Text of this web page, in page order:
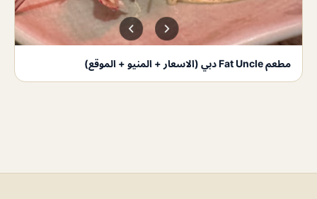
مطعم Fat Uncle دبي (الاسعار + المنيو + الموقع)